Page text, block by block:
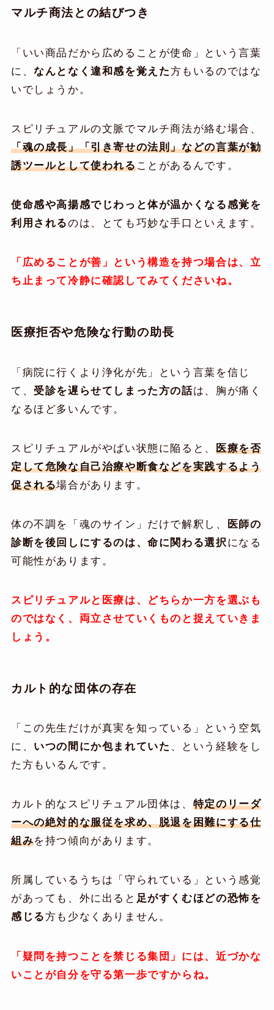
マルチ商法との結びつき
「いい商品だから広めることが使命」という言葉
に、なんとなく違和感を覚えた方もいるのではな
いでしょうか。
スピリチュアルの文脈でマルチ商法が絡む場合、
「魂の成長」「引き寄せの法則」などの言葉が勧
誘ツールとして使われることがあるんです。
使命感や高揚感でじわっと体が温かくなる感覚を
利用されるのは、とても巧妙な手口といえます。
「広めることが善」という構造を持つ場合は、立
ち止まって冷静に確認してみてくださいね。
医療拒否や危険な行動の助長
「病院に行くより浄化が先」という言葉を信じ
て、 受診を遅らせてしまった方の話は、胸が痛く
なるほど多いんです。
スピリチュアルがやばい状態に陥ると、 医療を否
定して危険な自己治療や断食などを実践するよう
促される場合があります。
体の不調を「魂のサイン」だけで解釈し、
医師の
診断を後回しにするのは、命に関わる選択 になる
可能性があります。
スピリチュアルと医療は、どちらか一方を選ぶも
のではなく、両立させていくものと捉えていきま
しょう。
カルト的な団体の存在
「この先生だけが真実を知っている」という空気
に、 いつの間にか包まれていた 、という経験をし
た方もいるんです。
カルト的なスピリチュアル団体は、 特定のリーダ
ーへの絶対的な服従を求め、脱退を困難にする仕
組みを持つ傾向があります。
所属しているうちは「守られている」という感覚
があっても、外に出ると 足がすくむほどの恐怖を
感じる方も少なくありません。
「疑問を持つことを禁じる集団」には、近づかな
いことが自分を守る第一歩ですからね。